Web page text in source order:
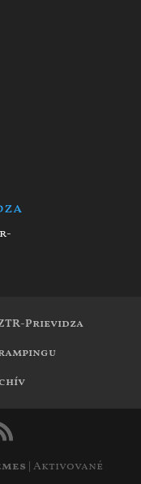
Prievidza
| Aktivované